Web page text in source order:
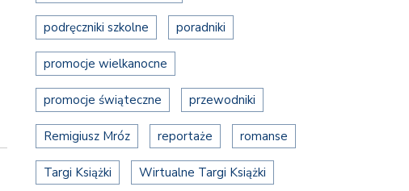
podręczniki szkolne poradniki
promocje wielkanocne
promocje świąteczne przewodniki
Remigiusz Mróz reportaże romanse
Targi Książki Wirtualne Targi Książki